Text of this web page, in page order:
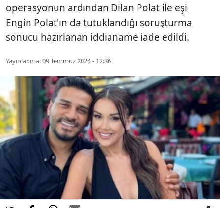
operasyonun ardından Dilan Polat ile eşi
Engin Polat'ın da tutuklandığı soruşturma
sonucu hazırlanan iddianame iade edildi.
Yayınlanma:09 Temmuz 2024 - 12:36